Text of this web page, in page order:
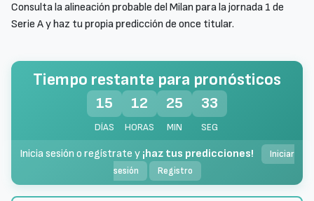
Consulta la alineación probable del Milan para la jornada 1 de
Serie A y haz tu propia predicción de once titular.
Tiempo restante para pronósticos
15
DÍAS
12
HORAS
25
MIN
32
SEG
Inicia sesión o regístrate y ¡haz tus predicciones!
Iniciar
sesión
Registro